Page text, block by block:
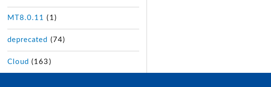
MT8.0.11 (1)
deprecated (74)
Cloud (163)